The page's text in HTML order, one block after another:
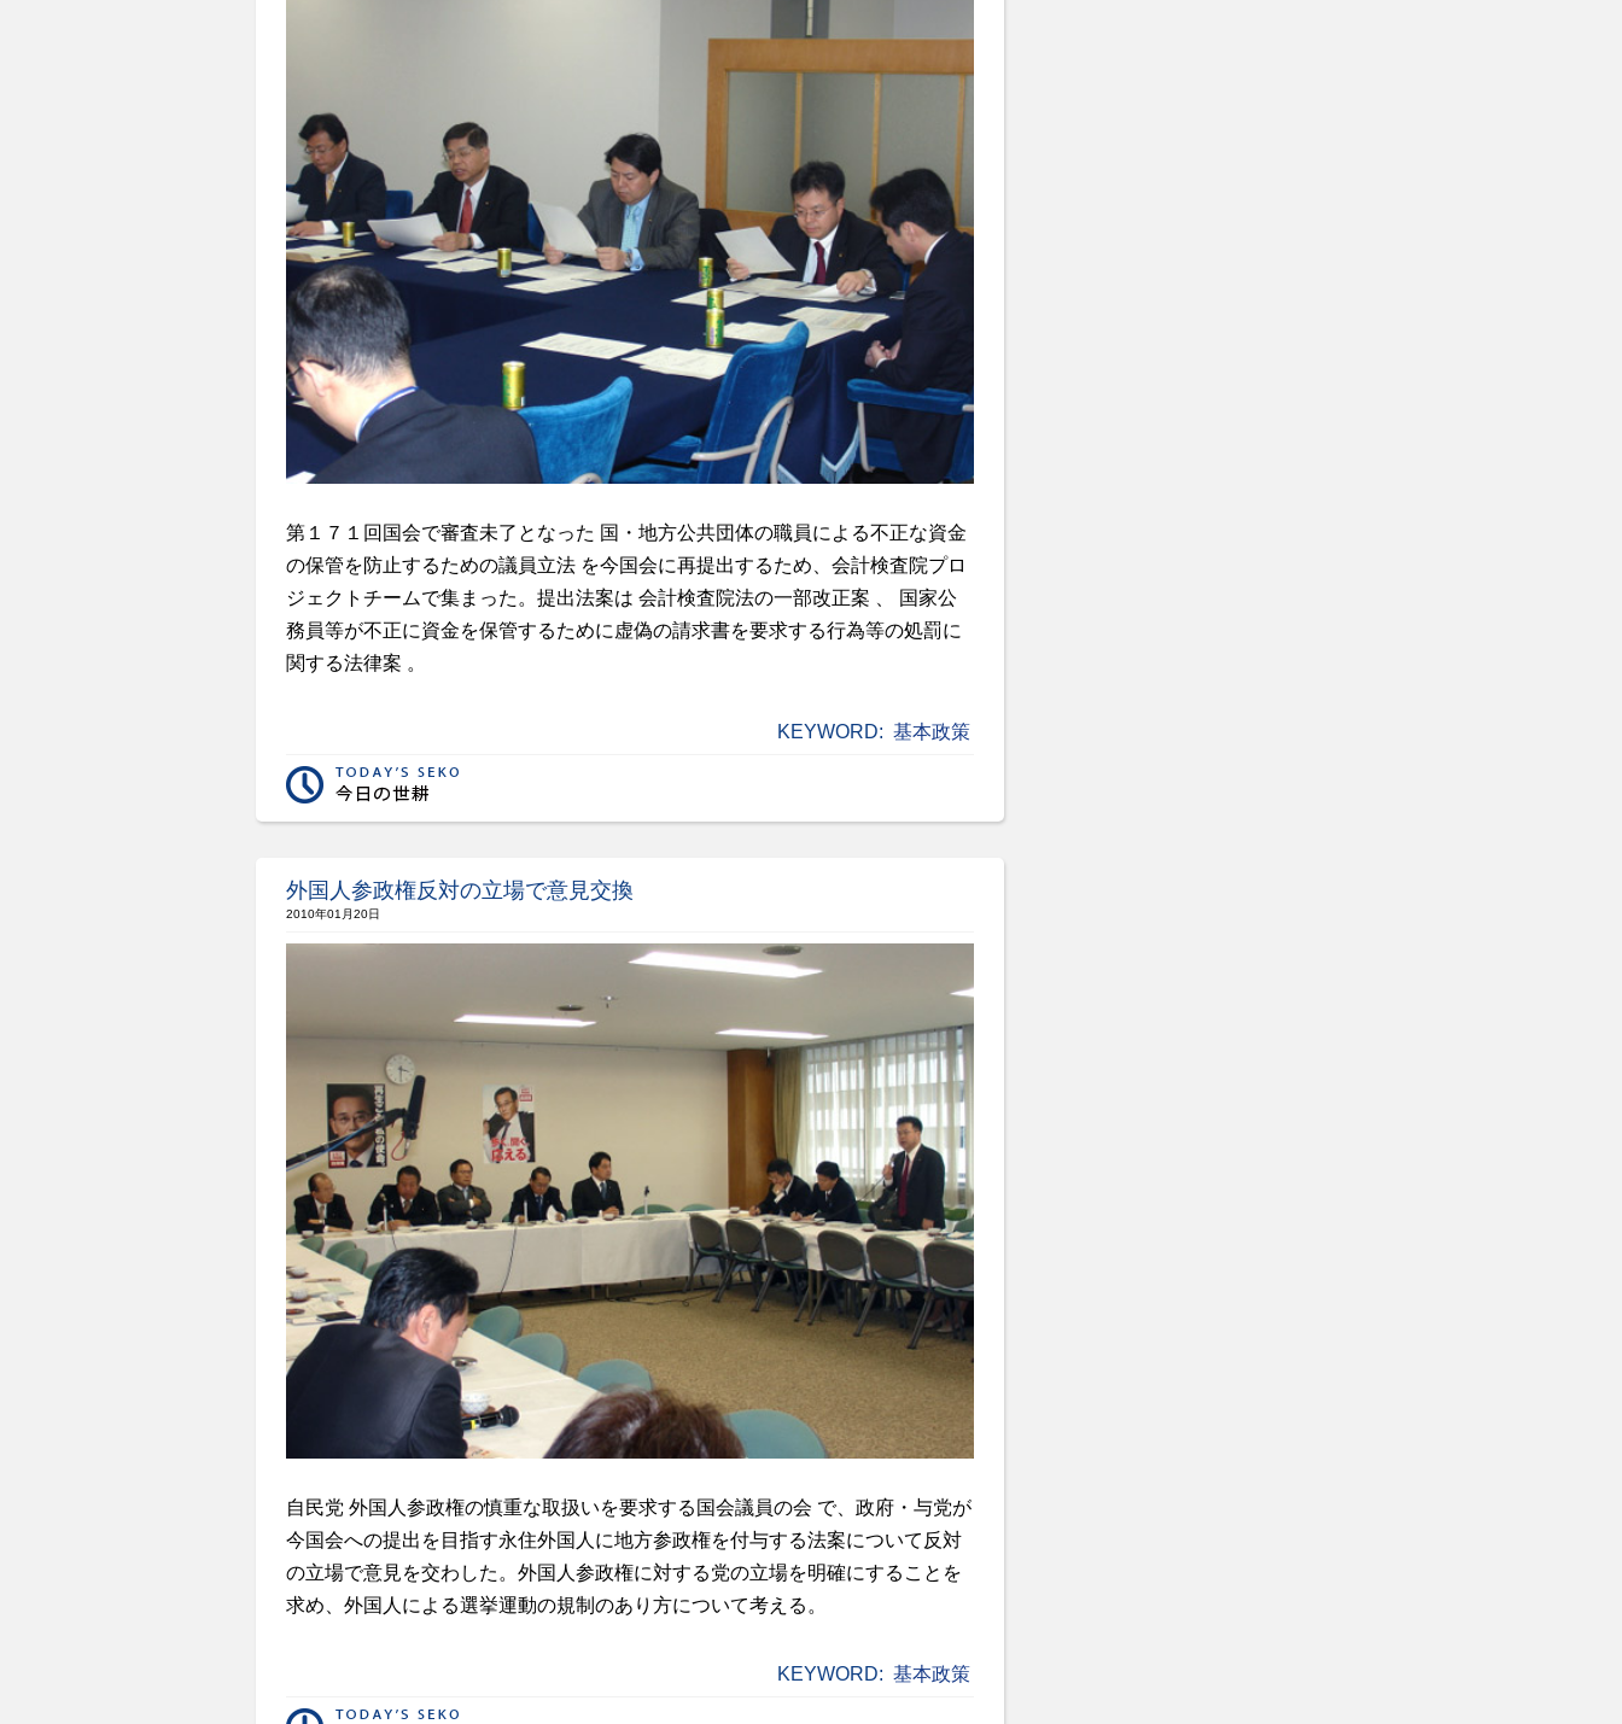
第１７１回国会で審査未了となった 国・地方公共団体の職員による不正な資金
の保管を防止するための議員立法 を今国会に再提出するため、会計検査院プロ
ジェクトチームで集まった。提出法案は 会計検査院法の一部改正案 、 国家公
務員等が不正に資金を保管するために虚偽の請求書を要求する行為等の処罰に
関する法律案 。
KEYWORD: 基本政策
外国人参政権反対の立場で意見交換
2010年01月20日
自民党 外国人参政権の慎重な取扱いを要求する国会議員の会 で、政府・与党が
今国会への提出を目指す永住外国人に地方参政権を付与する法案について反対
の立場で意見を交わした。外国人参政権に対する党の立場を明確にすることを
求め、外国人による選挙運動の規制のあり方について考える。
KEYWORD: 基本政策